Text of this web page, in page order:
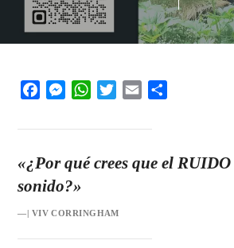
FacebookMessengerWhatsAppTwitterEmail
«¿Por qué crees que el
sonido?»
—| VIV CORRINGHAM